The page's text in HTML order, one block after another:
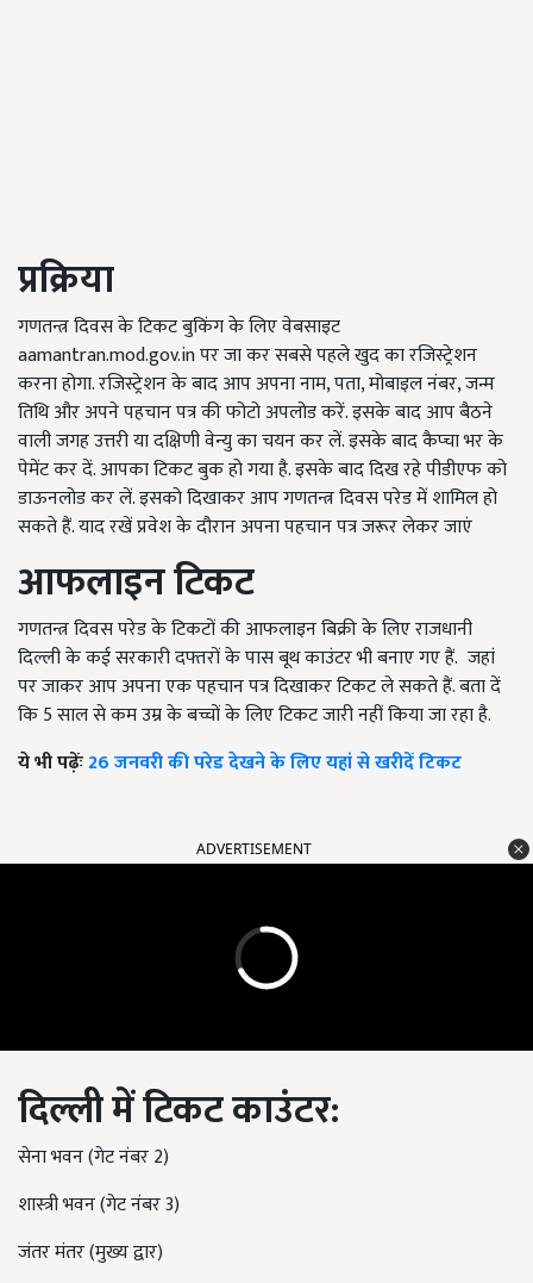
प्रक्रिया
गणतन्त्र दिवस के टिकट बुकिंग के लिए वेबसाइट
aamantran.mod.gov.in पर जा कर सबसे पहले खुद का रजिस्ट्रेशन
करना होगा. रजिस्ट्रेशन के बाद आप अपना नाम, पता, मोबाइल नंबर, जन्म
तिथि और अपने पहचान पत्र की फोटो अपलोड करें. इसके बाद आप बैठने
वाली जगह उत्तरी या दक्षिणी वेन्यु का चयन कर लें. इसके बाद कैप्चा भर के
पेमेंट कर दें. आपका टिकट बुक हो गया है. इसके बाद दिख रहे पीडीएफ को
डाऊनलोड कर लें. इसको दिखाकर आप गणतन्त्र दिवस परेड में शामिल हो
सकते हैं. याद रखें प्रवेश के दौरान अपना पहचान पत्र जरूर लेकर जाएं
आफलाइन टिकट
गणतन्त्र दिवस परेड के टिकटों की आफलाइन बिक्री के लिए राजधानी
दिल्ली के कई सरकारी दफ्तरों के पास बूथ काउंटर भी बनाए गए हैं. जहां
पर जाकर आप अपना एक पहचान पत्र दिखाकर टिकट ले सकते हैं. बता दें
कि 5 साल से कम उम्र के बच्चों के लिए टिकट जारी नहीं किया जा रहा है.
ये भी पढ़ेंः26 जनवरी की परेड देखने के लिए यहां से खरीदें टिकट
ADVERTISEMENT
दिल्ली में टिकट काउंटर:
सेना भवन (गेट नंबर 2)
शास्त्री भवन (गेट नंबर 3)
जंतर मंतर (मुख्य द्वार)